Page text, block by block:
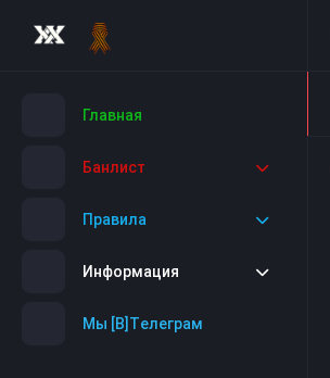
Главная
Банлист
Правила
Информация
Мы [B]Tелеграм